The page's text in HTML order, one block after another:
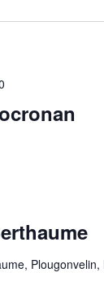
Plougonvelin,